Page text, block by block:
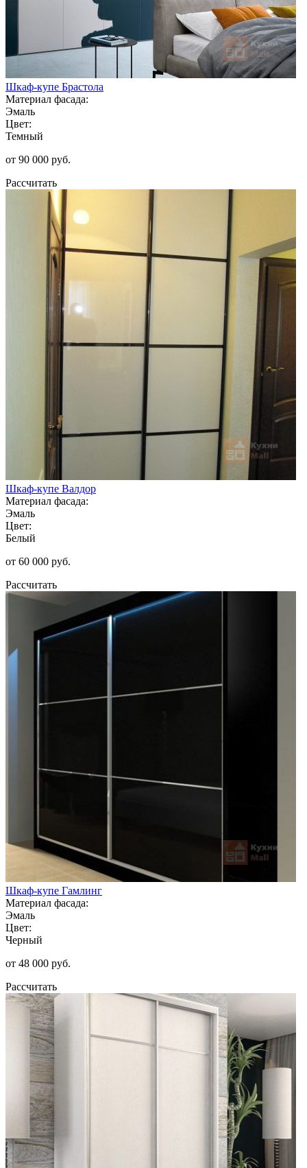
Шкаф-купе Брастола
Материал фасада:
Эмаль
Цвет:
Темный
от 90 000 руб.
Рассчитать
Шкаф-купе Валдор
Материал фасада:
Эмаль
Цвет:
Белый
от 60 000 руб.
Рассчитать
Шкаф-купе Гамлинг
Материал фасада:
Эмаль
Цвет:
Черный
от 48 000 руб.
Рассчитать